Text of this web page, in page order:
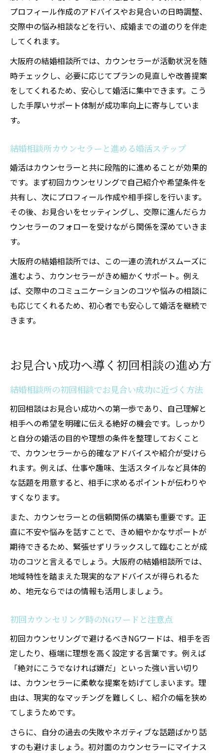
プロフィール作成のアドバイスやお見合いの日時調整、
交際中の悩み相談などを行い、成婚までの道のりを伴走
してくれます。
大阪府の結婚相談所では、カウンセラーが活動状況を随
時チェックし、必要に応じてプランの見直しや改善提案
をしてくれるため、安心して婚活に集中できます。こう
した手厚いサポート体制が成功率向上に寄与していま
す。
結婚相談所カウンセラーと進める婚活ステップ
婚活はカウンセラーと共に段階的に進めることが効果的
です。まず初回カウンセリングで自己紹介や希望条件を
共有し、次にプロフィール作成や相手探しを行います。
その後、お見合いをセッティングし、交際に進んだらカ
ウンセラーのフォローを受けながら関係を深めていきま
す。
大阪府の結婚相談所では、この一連の流れがスムーズに
進むよう、カウンセラーがきめ細かくサポート。例え
ば、交際中のコミュニケーションのコツや悩みの相談に
も応じてくれるため、初心者でも安心して婚活を継続で
きます。
お見合い成功へ導く初回相談の進め方
結婚相談所の初回相談でお見合い成功に近づく方法
初回相談はお見合い成功への第一歩であり、自己理解と
相手への希望を明確に伝える絶好の機会です。しっかり
と自分の婚活の目的や理想の条件を整理しておくこと
で、カウンセラーから的確なアドバイスや紹介が受けら
れます。例えば、仕事や趣味、生活スタイルなど具体的
な話題を用意すると、相手に求めるポイントが伝わりや
すくなります。
また、カウンセラーとの信頼関係の構築も重要です。正
直に不安や悩みを話すことで、きめ細やかなサポートが
期待できるため、緊張せずリラックスして臨むことが成
功のコツと言えるでしょう。大阪府の結婚相談所では、
地域特性を踏まえた現実的なアドバイスが得られるた
め、地元ならではの情報も活用しましょう。
初回カウンセリング時のNGワードと注意点
初回カウンセリングで避けるべきNGワードは、相手を否
定したり、極端に理想を高く設定する言葉です。例えば
「絶対にこうでなければ嫌だ」といった強い言い切り
は、カウンセラーに柔軟な提案を妨げてしまいます。理
由は、現実的なマッチングを難しくし、紹介の幅を狭め
てしまうためです。
さらに、自分の過去の失敗やネガティブな話題ばかり話
すのも避けましょう。初対面のカウンセラーにマイナス